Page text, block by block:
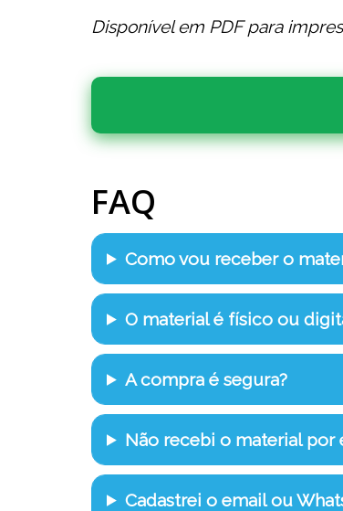
Disponível em PDF para
FAQ
Como vou receber o
O material é físico ou
A compra é segura?
Não recebi o material por
Cadastrei o email ou